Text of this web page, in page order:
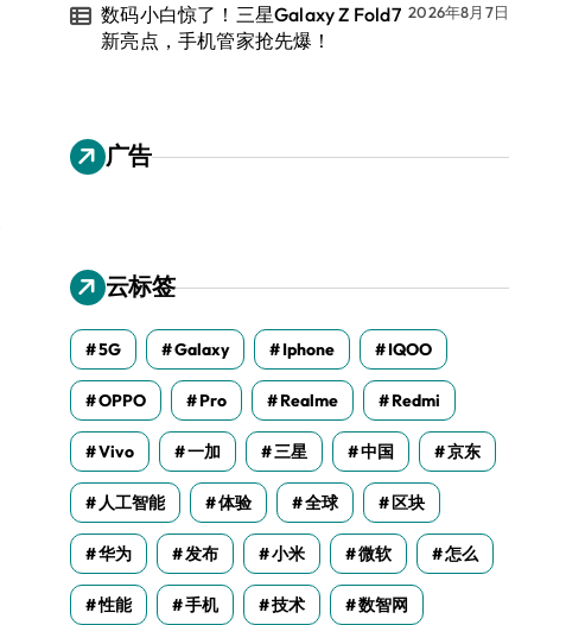
数码小白惊了！三星Galaxy Z Fold7
新亮点，手机管家抢先爆！
2026年8月7日
广告
云标签
5G Galaxy Iphone IQOO
OPPO Pro Realme Redmi
Vivo 一加 三星 中国 京东
人工智能 体验 全球 区块
华为 发布 小米 微软 怎么
性能 手机 技术 数智网